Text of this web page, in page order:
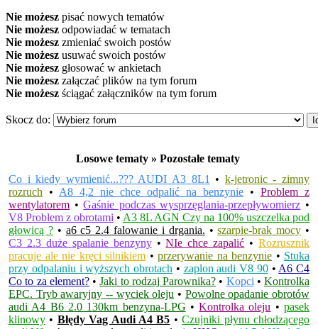
Nie możesz pisać nowych tematów
Nie możesz odpowiadać w tematach
Nie możesz zmieniać swoich postów
Nie możesz usuwać swoich postów
Nie możesz głosować w ankietach
Nie możesz załączać plików na tym forum
Nie możesz ściągać załączników na tym forum
Skocz do:
Losowe tematy » Pozostałe tematy
Co i kiedy wymienić...??? AUDI A3 8L1
• k-jetronic - zimny
rozruch • A8 4,2 nie chce odpalić na benzynie • Problem z
wentylatorem •Gaśnie podczas wysprzęglania-przepływomierz •
V8 Problem z obrotami • A3 8L AGN Czy na 100% uszczelka pod
głowicą ?• a6 c5 2.4 falowanie i drgania. •szarpie-brak mocy •
C3 2.3 duże spalanie benzyny•NIe chce zapalić •Rozrusznik
pracuje ale nie kręci silnikiem • przerywanie na benzynie • Stuka
przy odpalaniu i wyższych obrotach • zaplon audi V8 90• A6 C4
Co to za element?•Jaki to rodzaj Parownika? • Kopci • Kontrolka
EPC. Tryb awaryjny -- wyciek oleju • Powolne opadanie obrotów
audi A4 B6 2.0 130km benzyna-LPG •Kontrolka oleju •pasek
klinowy • Błędy Vag Audi A4 B5 •Czujniki płynu chłodzącego